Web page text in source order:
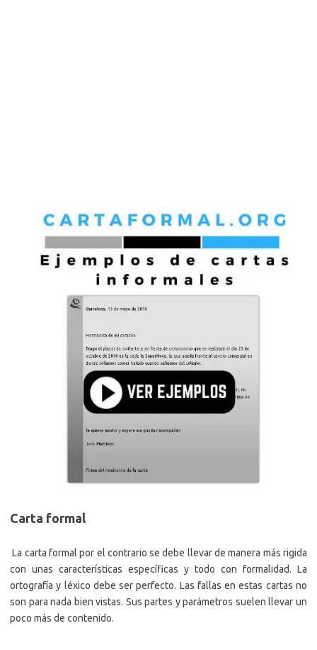
Carta formal
La carta formal por el contrario se debe llevar de manera más rigida
con unas características específicas y todo con formalidad. La
ortografía y léxico debe ser perfecto. Las fallas en estas cartas no
son para nada bien vistas. Sus partes y parámetros suelen llevar un
poco más de contenido.